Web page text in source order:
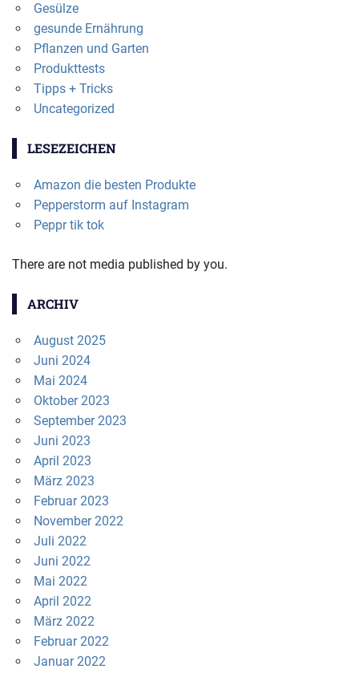
Gesülze
gesunde Ernährung
Pflanzen und Garten
Produkttests
Tipps + Tricks
Uncategorized
LESEZEICHEN
Amazon die besten Produkte
Pepperstorm auf Instagram
Peppr tik tok
There are not media published by you.
ARCHIV
August 2025
Juni 2024
Mai 2024
Oktober 2023
September 2023
Juni 2023
April 2023
März 2023
Februar 2023
November 2022
Juli 2022
Juni 2022
Mai 2022
April 2022
März 2022
Februar 2022
Januar 2022